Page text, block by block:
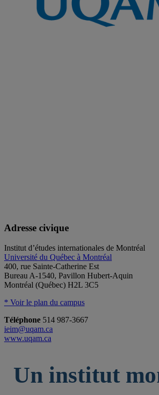
Adresse civique
Institut d’études internationales de Montréal
Université du Québec à Montréal
400, rue Sainte-Catherine Est
Bureau A-1540, Pavillon Hubert-Aquin
Montréal (Québec) H2L 3C5
* Voir le plan du campus
Téléphone 514 987-3667
ieim@uqam.ca
www.uqam.ca
Un institut